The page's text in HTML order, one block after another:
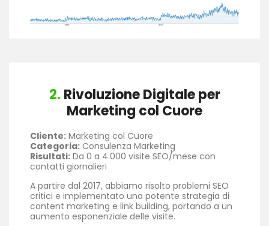
2. Rivoluzione Digitale per
Marketing col Cuore
Cliente: Marketing col Cuore
Categoria: Consulenza Marketing
Risultati: Da 0 a 4.000 visite SEO/mese con
contatti giornalieri
A partire dal 2017, abbiamo risolto problemi SEO
critici e implementato una potente strategia di
content marketing e link building, portando a un
aumento esponenziale delle visite.